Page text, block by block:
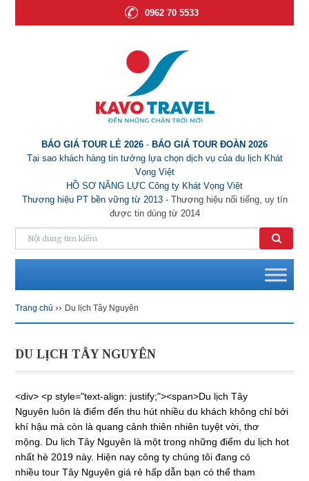
0962 70 5533
BÁO GIÁ TOUR LẺ 2026 - BÁO GIÁ TOUR ĐOÀN 2026
Tại sao khách hàng tin tưởng lựa chọn dịch vụ của du lịch Khát
Vọng Việt
HỒ SƠ NĂNG LỰC Công ty Khát Vọng Việt
Thương hiệu PT bền vững từ 2013- Thương hiệu nổi tiếng, uy tín
được tin dùng từ 2014
Trang chủ ›› Du lịch Tây Nguyên
DU LỊCH TÂY NGUYÊN
<div> <p style="text-align: justify;"><span>Du lịch Tây
Nguyên luôn là điểm đến thu hút nhiều du khách không chỉ bởi
khí hậu mà còn là quang cảnh thiên nhiên tuyệt vời, thơ
mộng. Du lịch Tây Nguyên là một trong những điểm du lịch hot
nhất hè 2019 này. Hiện nay công ty chúng tôi đang có
nhiều tour Tây Nguyên giá rẻ hấp dẫn bạn có thể tham